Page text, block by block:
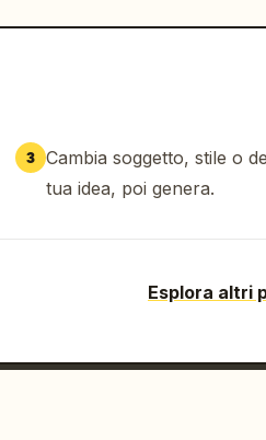
3 Cambia soggetto, stile o
tua idea, poi genera.
Esplora altri